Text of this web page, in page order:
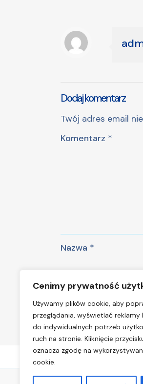
Cenimy prywatność
Używamy plików cookie, aby
przeglądania, wyświetlać
do indywidualnych potrzeb
ruch na stronie. Kliknięcie
oznacza zgodę na
cookie.
Dodaj komentarz
Twój adres email
Komentarz *
Nazwa *
Zapamiętaj